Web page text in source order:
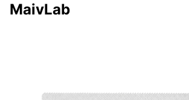
MaivLab